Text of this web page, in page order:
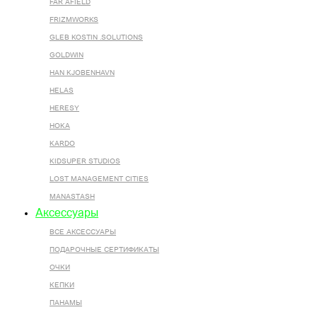
FAR AFIELD
FRIZMWORKS
GLEB KOSTIN .SOLUTIONS
GOLDWIN
HAN KJOBENHAVN
HELAS
HERESY
HOKA
KARDO
KIDSUPER STUDIOS
LOST MANAGEMENT CITIES
MANASTASH
Аксессуары
ВСЕ AКСЕССУАРЫ
ПОДАРОЧНЫЕ СЕРТИФИКАТЫ
ОЧКИ
КЕПКИ
ПАНАМЫ